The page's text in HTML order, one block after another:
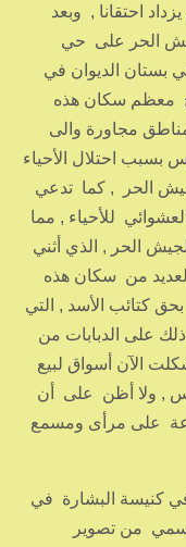
احتقانا , وبعد
الحر على حي
بستان الديوان في
سكان هذه
مناطق مجاورة والى
بسبب احتلال الأحياء
الحر , كما تدعي
للأحياء , مما
الحر , الذي أثني
من سكان هذه
كتائب الأسد , التي
على الدبابات من
الآن أسواق لبيع
, ولا أظن على أن
على مرأى ومسمع
كنيسة البشارة في
من تصوير